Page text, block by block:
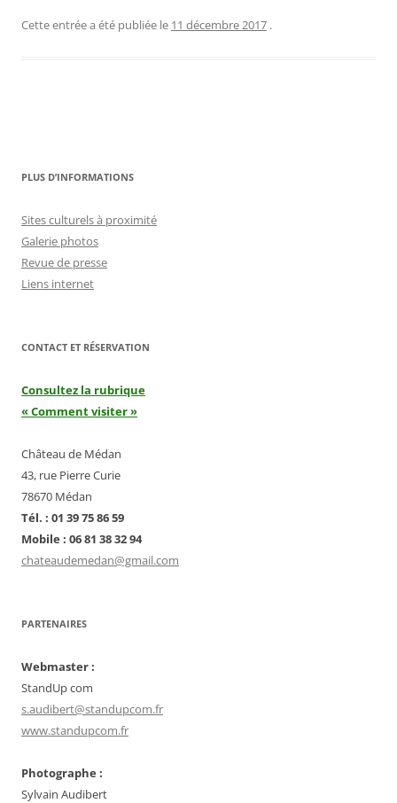
Cette entrée a été publiée le 11 décembre 2017 .
articles
PLUS D’INFORMATIONS
Sites culturels à proximité
Galerie photos
Revue de presse
Liens internet
CONTACT ET RÉSERVATION
Consultez la rubrique
« Comment visiter »
Château de Médan
43, rue Pierre Curie
78670 Médan
Tél. : 01 39 75 86 59
Mobile : 06 81 38 32 94
chateaudemedan@gmail.com
PARTENAIRES
Webmaster :
StandUp com
s.audibert@standupcom.fr
www.standupcom.fr
Photographe :
Sylvain Audibert